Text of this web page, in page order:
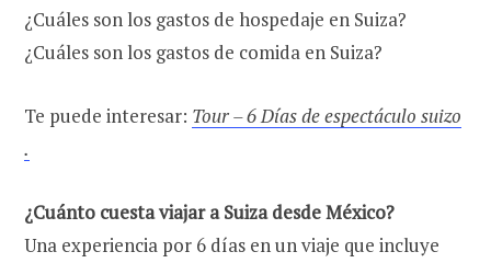
¿Cuáles son los gastos de hospedaje en Suiza?
¿Cuáles son los gastos de comida en Suiza?
Te puede interesar: Tour – 6 Días de espectáculo suizo
.
¿Cuánto cuesta viajar a Suiza desde México?
Una experiencia por 6 días en un viaje que incluye